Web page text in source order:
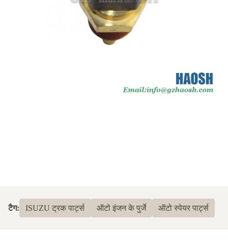
टैग: ISUZU ट्रक पार्ट्स ऑटो इंजन के पुर्जे ऑटो स्पेयर पार्ट्स